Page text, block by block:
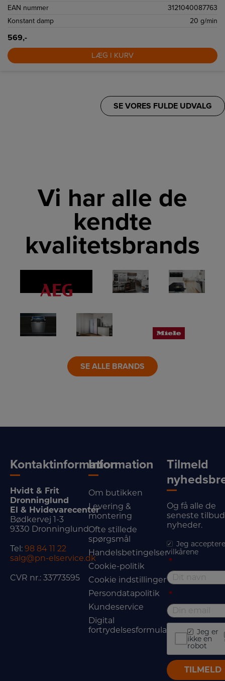
EAN nummer
3121040087763
Konstant damp
20 g/min
569,-
LÆG I KURV
SE VORES FULDE UDVALG
Vi har alle de
kendte
kvalitetsbrands
LINK LINK
LINK LINK
SE ALLE BRANDS
Kontaktinformation
Hvidt & Frit
Dronninglund
El & Hvidevarecenter
Bødkervej 1-3
9330 Dronninglund
Tel: 98 84 11 22
salg@pn-elservice.dk
CVR nr.: 33773595
Information
Om butikken
Levering &
montering
Ofte stillede
spørgsmål
Handelsbetingelser
Cookie-politik
Cookie indstillinger
Persondatapolitik
Kundeservice
Digital
fortrydelsesformular
Tilmeld
Og få alle de
seneste
nyheder.
Jeg
vilkårene
*
*
Jeg er
ikke en
robot